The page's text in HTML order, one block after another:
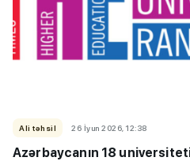
Ali təhsil 26 İyun 2026, 12:38
Azərbaycanın 18